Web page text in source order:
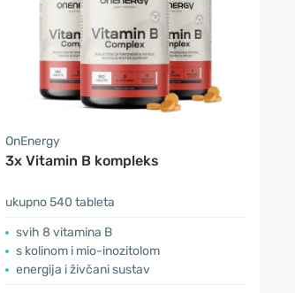
OnEnergy
3x Vitamin B kompleks
ukupno 540 tableta
svih 8 vitamina B
s kolinom i mio-inozitolom
energija i živčani sustav